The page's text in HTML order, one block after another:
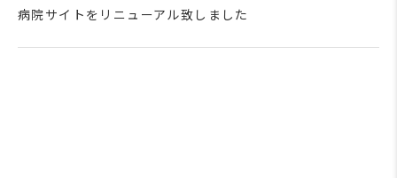
病院サイトをリニューアル致しました